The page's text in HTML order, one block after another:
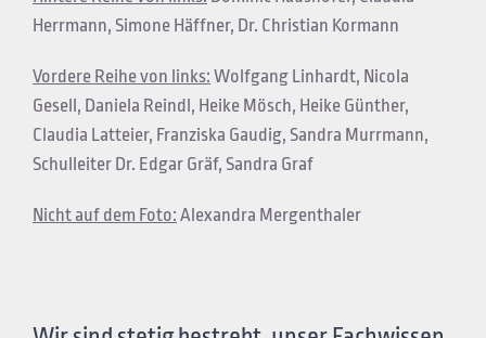
Herrmann, Simone Häffner, Dr. Christian Kormann
Vordere Reihe von links: Wolfgang Linhardt, Nicola
Gesell, Daniela Reindl, Heike Mösch, Heike Günther,
Claudia Latteier, Franziska Gaudig, Sandra Murrmann,
Schulleiter Dr. Edgar Gräf, Sandra Graf
Nicht auf dem Foto: Alexandra Mergenthaler